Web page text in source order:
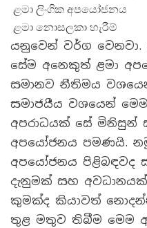
ළමා ලිංගික අපයෝජනය
ළමා නොසලකා හැරීම්
යනුවෙන් වර්ග
සේම අනෙකුත් ළමා
සමානව නීතිමය
සමාජයීය වශයෙන්
අපරාධයක් සේ
අපයෝජනය පමණයි.
අපයෝජනය පිළිබඳවද
දැනුමක් සහ
කුමක්ද කියාවත්
තුළ මතුව තිබීම මෙම